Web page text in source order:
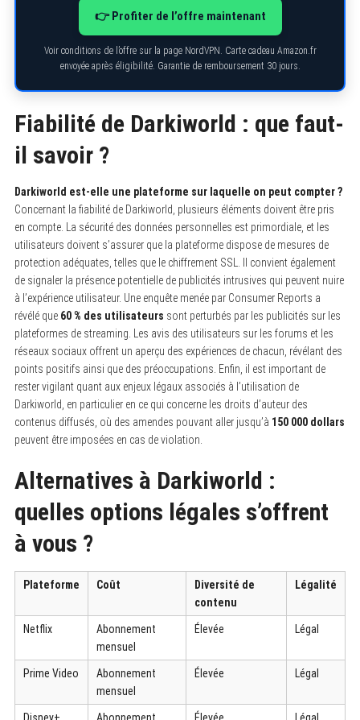
👉 Profiter de l’offre maintenant
Voir conditions de l’offre sur la page NordVPN. Carte cadeau Amazon.fr
envoyée après éligibilité. Garantie de remboursement 30 jours.
Fiabilité de Darkiworld : que faut-
il savoir ?
Darkiworld est-elle une plateforme sur laquelle on peut compter ?
Concernant la fiabilité de Darkiworld, plusieurs éléments doivent être pris
en compte. La sécurité des données personnelles est primordiale, et les
utilisateurs doivent s’assurer que la plateforme dispose de mesures de
protection adéquates, telles que le chiffrement SSL. Il convient également
de signaler la présence potentielle de publicités intrusives qui peuvent nuire
à l’expérience utilisateur. Une enquête menée par Consumer Reports a
révélé que 60 % des utilisateurs sont perturbés par les publicités sur les
plateformes de streaming. Les avis des utilisateurs sur les forums et les
réseaux sociaux offrent un aperçu des expériences de chacun, révélant des
points positifs ainsi que des préoccupations. Enfin, il est important de
rester vigilant quant aux enjeux légaux associés à l’utilisation de
Darkiworld, en particulier en ce qui concerne les droits d’auteur des
contenus diffusés, où des amendes pouvant aller jusqu’à 150 000 dollars
peuvent être imposées en cas de violation.
Alternatives à Darkiworld :
quelles options légales s’offrent
à vous ?
Plateforme Coût
Diversité de
contenu
Légalité
Netflix
Abonnement
mensuel
Élevée Légal
Prime Video
Abonnement
mensuel
Élevée Légal
Disney+ Abonnement Élevée Légal